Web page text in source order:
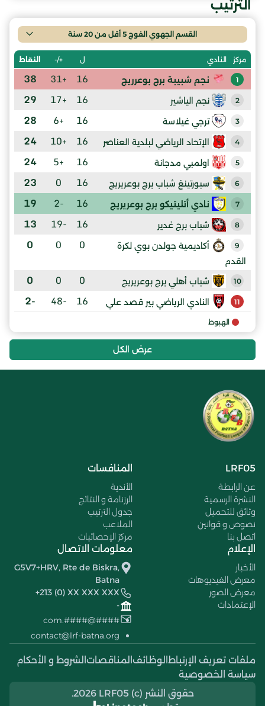
الترتيب
القسم الجهوي الفوج 5 أقل من 20 سنة
مركز النادي ل +/- النقاط
1 نجم شبيبة برج بوعرريج 16
+31
38
2 نجم الياشير 16
+17
29
3 ترجي غيلاسة 16
+6
28
4 الإتحاد الرياضي لبلدية العناصر 16
+10
24
5 اولمبي مدجانة 16
+5
24
6 سبورتينغ شباب برج بوعريريج 16
0
23
7 نادي أتليتيكو برج بوعريريج 16
-2
19
8 شباب برج غدير 16
-19
13
9
أكاديمية جولدن بوي لكرة
القدم
0
0
0
10 شباب أهلي برج بوعريريج 0
0
0
11 النادي الرياضي بير قصد علي 16
-48
-2
الهبوط
عرض الكل
LRF05
عن الرابطة
النشرة الرسمية
وثائق للتحميل
نصوص و قوانين
اتصل بنا
المنافسات
الأندية
الرزنامة و النتائج
جدول الترتيب
الملاعب
مركز الإحصائيات
الإعلام
الأخبار
معرض الفيديوهات
معرض الصور
الإعتمادات
معلومات الاتصال
G5V7+HRV, Rte de Biskra,
Batna
+213 (0) XX XXX XXX
-
####@####.com
contact@lrf-batna.org
ملفات تعريف الإرتباط الوظائف المناقصات الشروط و الأحكام
سياسة الخصوصية
حقوق النشر (c) 2026 LRF05.